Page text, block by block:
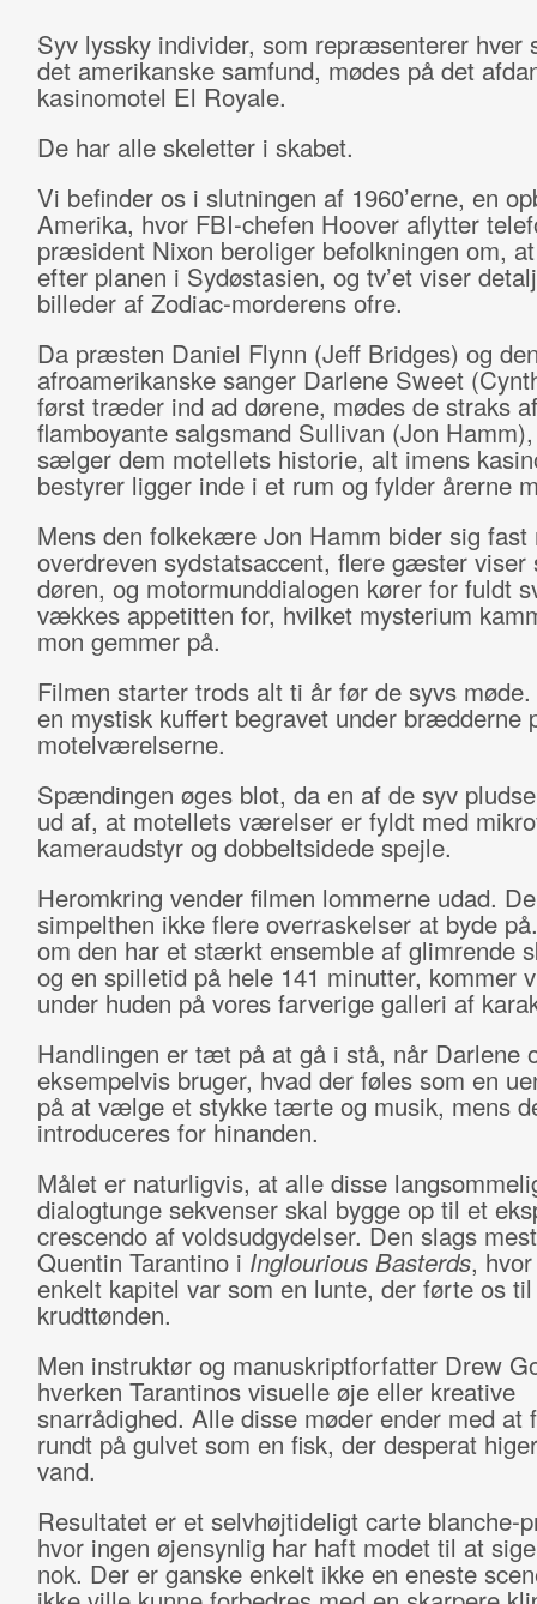
Syv lyssky individer, som repræsenterer hver
det amerikanske samfund, mødes på det
kasinomotel El Royale.
De har alle skeletter i skabet.
Vi befinder os i slutningen af 1960’erne, en
Amerika, hvor FBI-chefen Hoover aflytter
præsident Nixon beroliger befolkningen om,
efter planen i Sydøstasien, og tv’et viser
billeder af Zodiac-morderens ofre.
Da præsten Daniel Flynn (Jeff Bridges) og
afroamerikanske sanger Darlene Sweet
først træder ind ad dørene, mødes de straks
flamboyante salgsmand Sullivan (Jon
sælger dem motellets historie, alt imens
bestyrer ligger inde i et rum og fylder årerne
Mens den folkekære Jon Hamm bider sig fast
overdreven sydstatsaccent, flere gæster viser
døren, og motormunddialogen kører for fuldt
vækkes appetitten for, hvilket mysterium
mon gemmer på.
Filmen starter trods alt ti år før de syvs
en mystisk kuffert begravet under brædderne
motelværelserne.
Spændingen øges blot, da en af de syv
ud af, at motellets værelser er fyldt med
kameraudstyr og dobbeltsidede spejle.
Heromkring vender filmen lommerne udad.
simpelthen ikke flere overraskelser at byde
om den har et stærkt ensemble af glimrende
og en spilletid på hele 141 minutter, kommer
under huden på vores farverige galleri af
Handlingen er tæt på at gå i stå, når Darlene
eksempelvis bruger, hvad der føles som en
på at vælge et stykke tærte og musik, mens
introduceres for hinanden.
Målet er naturligvis, at alle disse
dialogtunge sekvenser skal bygge op til et
crescendo af voldsudgydelser. Den slags
Quentin Tarantino i Inglourious Basterds,
enkelt kapitel var som en lunte, der førte os til
krudttønden.
Men instruktør og manuskriptforfatter Drew
hverken Tarantinos visuelle øje eller kreative
snarrådighed. Alle disse møder ender med at
rundt på gulvet som en fisk, der desperat
vand.
Resultatet er et selvhøjtideligt carte blanche-
hvor ingen øjensynlig har haft modet til at
nok. Der er ganske enkelt ikke en eneste